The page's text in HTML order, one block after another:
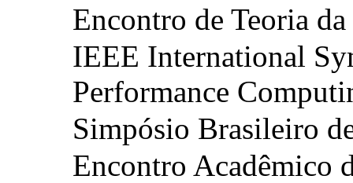
Encontro de Teoria
IEEE International
Performance
Simpósio Brasileiro
Encontro Acadêmico